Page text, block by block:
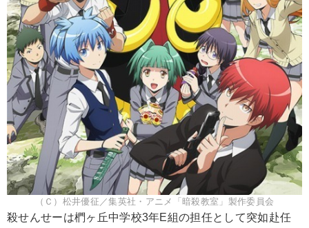
（Ｃ）松井優征／集英社・アニメ「暗殺教室」製作委員会
殺せんせーは椚ヶ丘中学校3年E組の担任として突如赴任